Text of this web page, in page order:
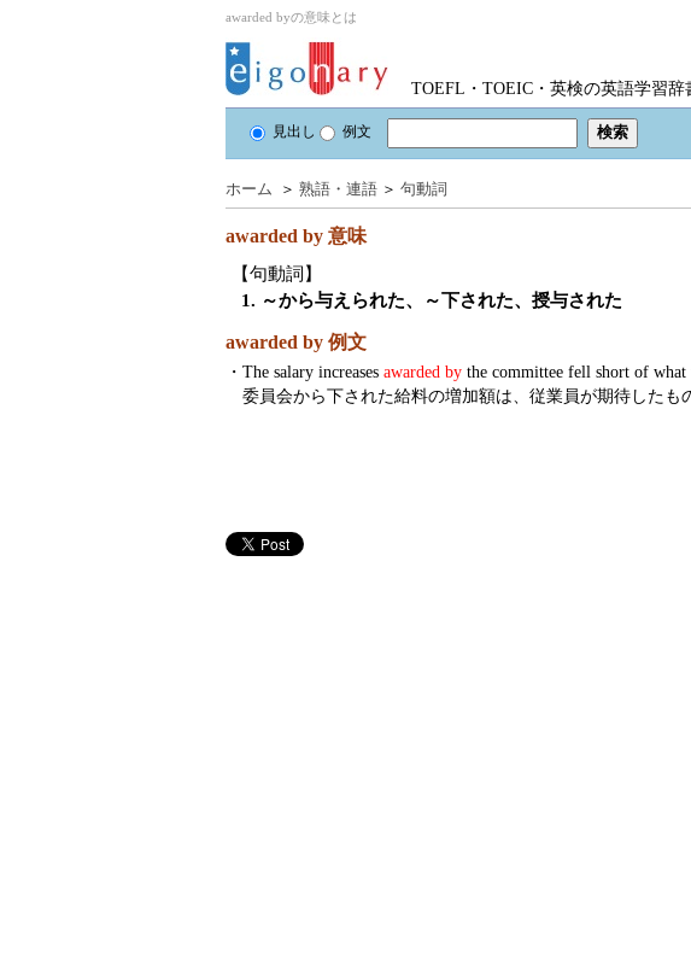
awarded byの意味とは
TOEFL・TOEIC・英検の英語学習辞
見出し 例文
ホーム ＞ 熟語・連語 ＞ 句動詞
awarded by 意味
【句動詞】
1. ～から与えられた、～下された、授与された
awarded by 例文
・ The salary increases awarded by the committee fell short of what
委員会から下された給料の増加額は、従業員が期待したも